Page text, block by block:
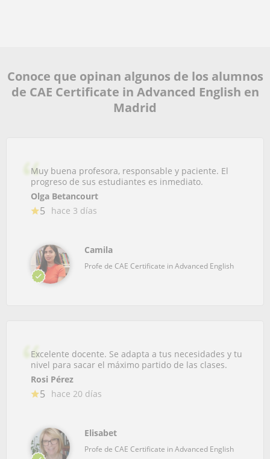
Conoce que opinan algunos de los alumnos
de CAE Certificate in Advanced English en
Madrid
Muy buena profesora, responsable y paciente. El
progreso de sus estudiantes es inmediato.
Olga Betancourt
5 hace 3 días
Camila
Profe de CAE Certificate in Advanced English
Excelente docente. Se adapta a tus necesidades y tu
nivel para sacar el máximo partido de las clases.
Rosi Pérez
5 hace 20 días
Elisabet
Profe de CAE Certificate in Advanced English